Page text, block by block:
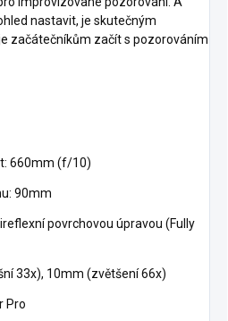
nastavit, je skutečným
začátečníkům začít s pozorováním
660mm (f/10)
90mm
povrchovou úpravou (Fully
33x), 10mm (zvětšení 66x)
Pro